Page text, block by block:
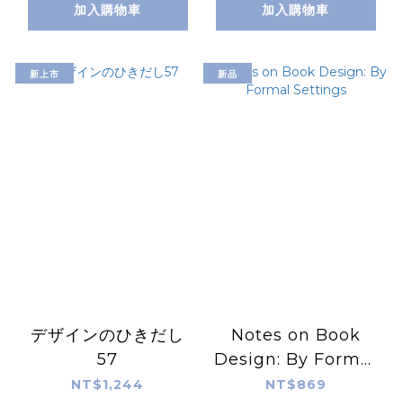
加入購物車 加入購物車
新上市
デザインのひきだし
57
NT$1,244
新品
Notes on Book
Design: By Formal
Settings
NT$869